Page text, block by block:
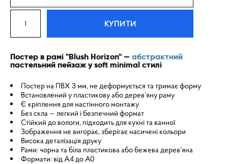
КУПИТИ
Постер в рамі "Blush Horizon" — абстрактний
пастельний пейзаж у soft minimal стилі
Постер на ПВХ 3 мм, не деформується та тримає форму
Встановлений у пластикову або дерев’яну раму
Є кріплення для настінного монтажу
Без скла — легкий і безпечний формат
Стійкий до вологи, підходить для кухні та ванної
Зображення не вигорає, зберігає насичені кольори
Висока деталізація друку
Рами: чорна та біла пластикова або бежева дерев’яна
Формати: від A4 до A0